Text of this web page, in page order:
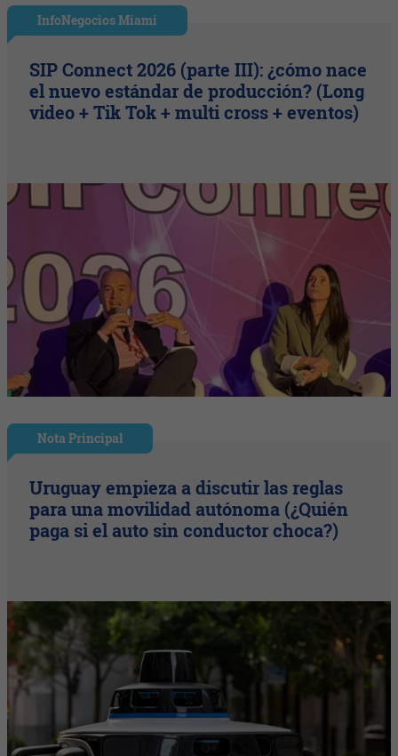
InfoNegocios Miami
SIP Connect 2026 (parte III): ¿cómo nace
el nuevo estándar de producción? (Long
video + Tik Tok + multi cross + eventos)
Nota Principal
Uruguay empieza a discutir las reglas
para una movilidad autónoma (¿Quién
paga si el auto sin conductor choca?)